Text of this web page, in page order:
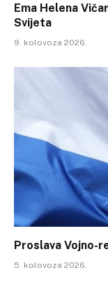
Ema Helena
Svijeta
9. kolovoza 2026.
Proslava Vojno-
5. kolovoza 2026.